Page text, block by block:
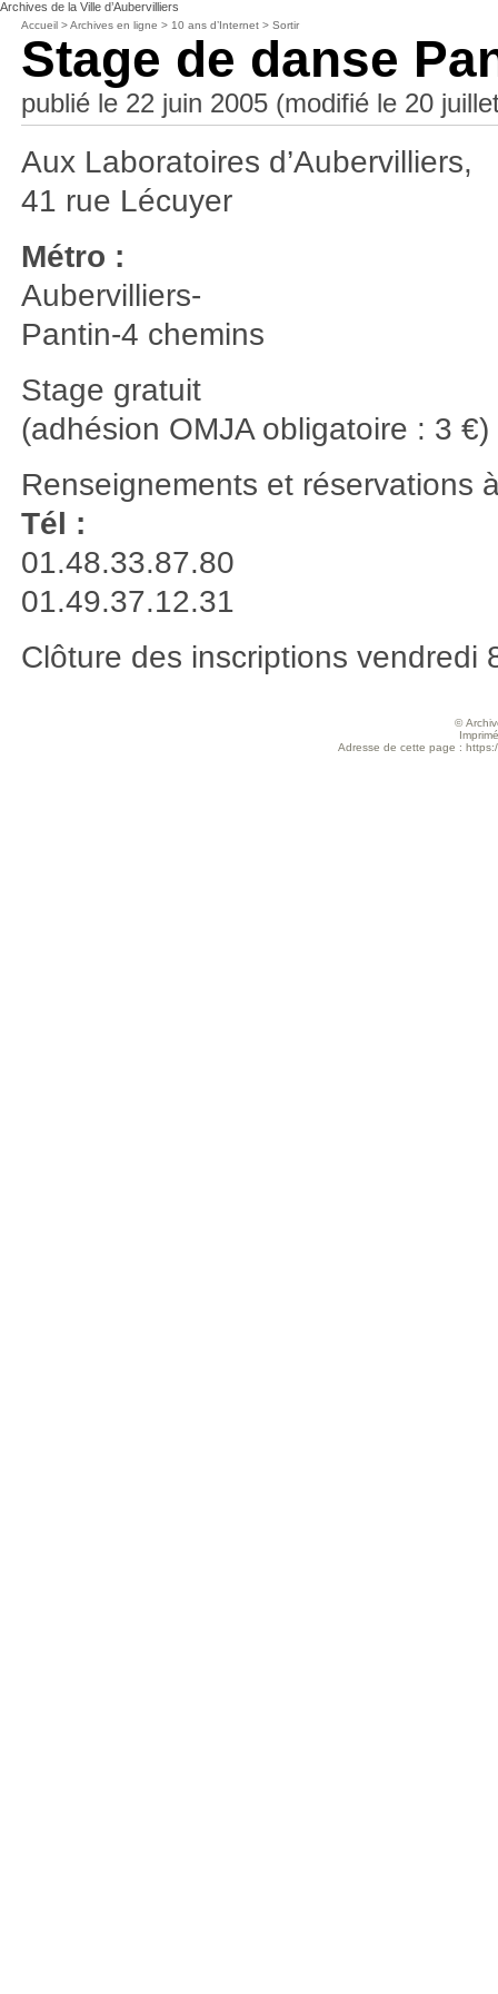
Archives de la Ville d’Aubervilliers
Accueil >Archives en ligne > 10 ans d’Internet >Sortir
Stage de danse
publié le 22 juin 2005 (modifié le 20
Aux Laboratoires d’Aubervilliers,
41 rue Lécuyer
Métro :
Aubervilliers-
Pantin-4 chemins
Stage gratuit
(adhésion OMJA obligatoire : 3 €)
Renseignements et réservations
Tél :
01.48.33.87.80
01.49.37.12.31
Clôture des inscriptions vendredi
©
Adresse de cette page :